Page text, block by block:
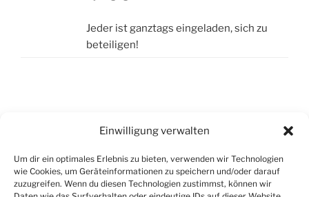
Einwilligung verwalten
Um dir ein optimales Erlebnis zu bieten, verwenden wir Technologien
wie Cookies, um Geräteinformationen zu speichern und/oder darauf
zuzugreifen. Wenn du diesen Technologien zustimmst, können wir
Jeder ist ganztags eingeladen, sich zu
beteiligen!
Nächster
Beitrag
WEITER